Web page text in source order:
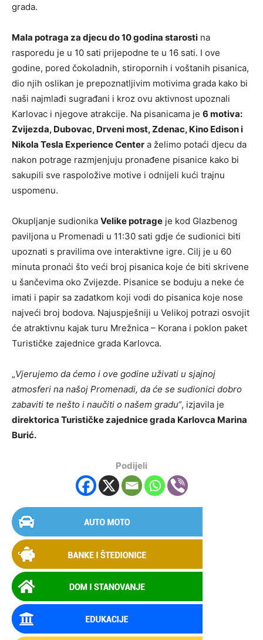
grada.
Mala potraga za djecu do 10 godina starosti na
rasporedu je u 10 sati prijepodne te u 16 sati. I ove
godine, pored čokoladnih, stiropornih i voštanih pisanica,
dio njih oslikan je prepoznatljivim motivima grada kako bi
naši najmlađi sugrađani i kroz ovu aktivnost upoznali
Karlovac i njegove atrakcije. Na pisanicama je 6 motiva:
Zvijezda, Dubovac, Drveni most, Zdenac, Kino Edison i
Nikola Tesla Experience Center a želimo potaći djecu da
nakon potrage razmjenjuju pronađene pisanice kako bi
sakupili sve raspoložive motive i odnijeli kući trajnu
uspomenu.
Okupljanje sudionika Velike potrage je kod Glazbenog
paviljona u Promenadi u 11:30 sati gdje će sudionici biti
upoznati s pravilima ove interaktivne igre. Cilj je u 60
minuta pronaći što veći broj pisanica koje će biti skrivene
u šančevima oko Zvijezde. Pisanice se boduju a neke će
imati i papir sa zadatkom koji vodi do pisanica koje nose
najveći broj bodova. Najuspješniji u Velikoj potrazi osvojit
će atraktivnu kajak turu Mrežnica – Korana i poklon paket
Turističke zajednice grada Karlovca.
„Vjerujemo da ćemo i ove godine uživati u sjajnoj
atmosferi na našoj Promenadi, da će se sudionici dobro
zabaviti te nešto i naučiti o našem gradu“, izjavila je
direktorica Turističke zajednice grada Karlovca Marina
Burić.
Podijeli